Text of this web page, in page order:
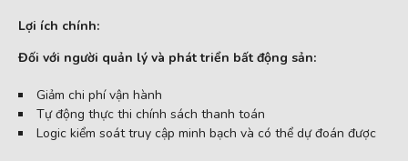
Lợi ích chính:
Đối với người quản lý và phát triển bất động sản:
Giảm chi phí vận hành
Tự động thực thi chính sách thanh toán
Logic kiểm soát truy cập minh bạch và có thể dự đoán được